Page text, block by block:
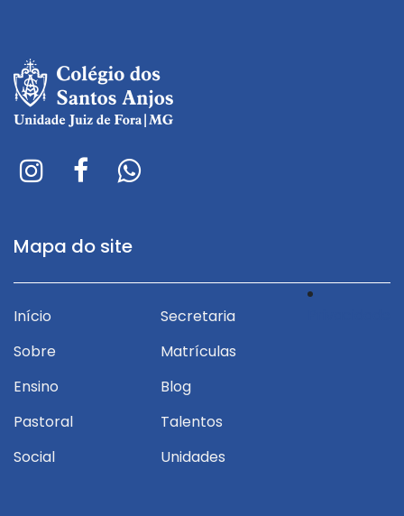
Mapa do site
Início
Sobre
Ensino
Pastoral
Social
Secretaria
Matrículas
Blog
Talentos
Unidades